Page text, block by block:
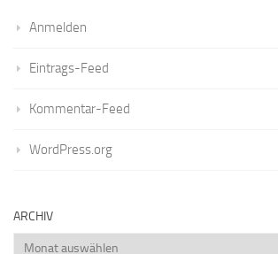
Anmelden
Eintrags-Feed
Kommentar-Feed
WordPress.org
ARCHIV
Archiv